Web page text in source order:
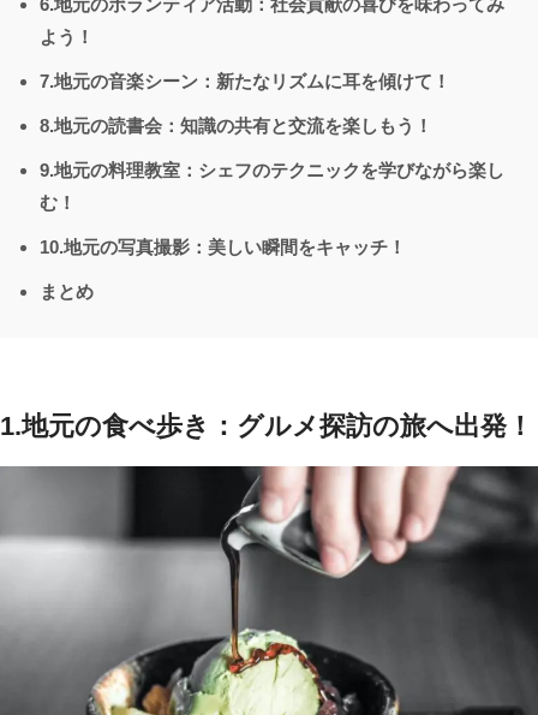
よう！
7.地元の音楽シーン：新たなリズムに耳を傾けて！
8.地元の読書会：知識の共有と交流を楽しもう！
9.地元の料理教室：シェフのテクニックを学びながら楽し
む！
10.地元の写真撮影：美しい瞬間をキャッチ！
まとめ
1.地元の食べ歩き：グルメ探訪の旅へ出発！